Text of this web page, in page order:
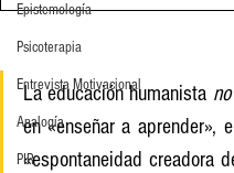
Epistemología
Psicoterapia
Entrevista Motivacional
Analogía
PIR
La educación humanista
en «enseñar a aprender»,
«espontaneidad creadora